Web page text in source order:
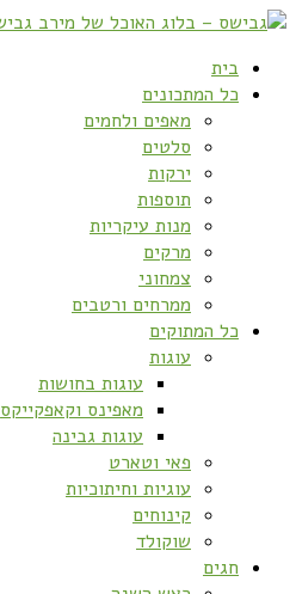
בית
כל המתכונים
מאפים ולחמים
סלטים
ירקות
תוספות
מנות עיקריות
מרקים
צמחוני
ממרחים ורטבים
כל המתוקים
עוגות
עוגות בחושות
מאפינס וקאפקייקס
עוגות גבינה
פאי וטארט
עוגיות וחיתוכיות
קינוחים
שוקולד
חגים